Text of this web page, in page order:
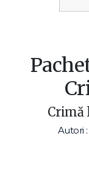
Crimă
Autori :